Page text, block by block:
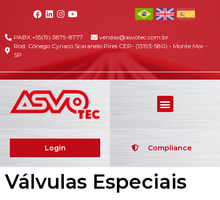
PABX:+55(19) 3879-8777
vendas@asvotec.com.br
Rod. Cônego Cyriaco Scaranelo Pires CEP- (13193-580) - Monte Mor -
SP
Login Compliance
Válvulas Especiais